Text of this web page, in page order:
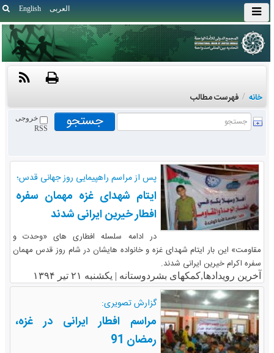
English العربی
خانه / فهرست مطالب
خروجی
RSS
پس از مراسم راهپیمایی روز جهانی قدس؛
ایتام شهدای غزه مهمان سفره
افطار خیرین ایرانی شدند
در ادامه سلسله افطاری های «وحدت و
مقاومت» این بار ایتام شهدای غزه و خانواده هایشان در شام روز قدس مهمان
سفره اکرام خیرین ایرانی شدند.
آخرین رویدادها,کمکهای بشردوستانه | یکشنبه ۲۱ تیر ۱۳۹۴
گزارش تصویری:
مراسم افطار ایرانی در غزه،
رمضان 91